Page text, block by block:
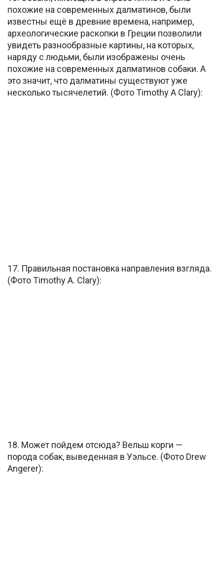
похожие на современных далматинов, были
известны ещё в древние времена, например,
археологические раскопки в Греции позволили
увидеть разнообразные картины, на которых,
наряду с людьми, были изображены очень
похожие на современных далматинов собаки. А
это значит, что далматины существуют уже
несколько тысячелетий. (Фото Timothy A Clary):
17. Правильная постановка направления взгляда.
(Фото Timothy A. Clary):
18. Может пойдем отсюда? Вельш корги —
порода собак, выведенная в Уэльсе. (Фото Drew
Angerer):